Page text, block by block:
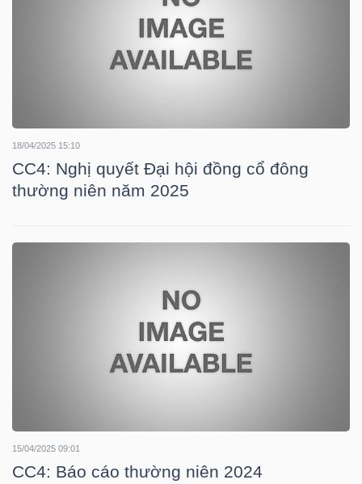
18/04/2025 15:10
CC4: Nghị quyết Đại hội đồng cổ đông
thường niên năm 2025
15/04/2025 09:01
CC4: Báo cáo thường niên 2024
NGHIỆP
TIÊU